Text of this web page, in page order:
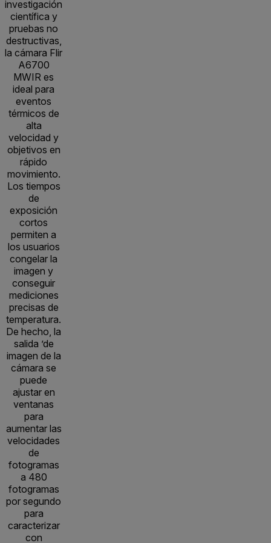
investigación
científica y
pruebas no
destructivas,
la cámara Flir
A6700
MWIR es
ideal para
eventos
térmicos de
alta
velocidad y
objetivos en
rápido
movimiento.
Los tiempos
de
exposición
cortos
permiten a
los usuarios
congelar la
imagen y
conseguir
mediciones
precisas de
temperatura.
De hecho, la
salida ’de
imagen de la
cámara se
puede
ajustar en
ventanas
para
aumentar las
velocidades
de
fotogramas
a 480
fotogramas
por segundo
para
caracterizar
con